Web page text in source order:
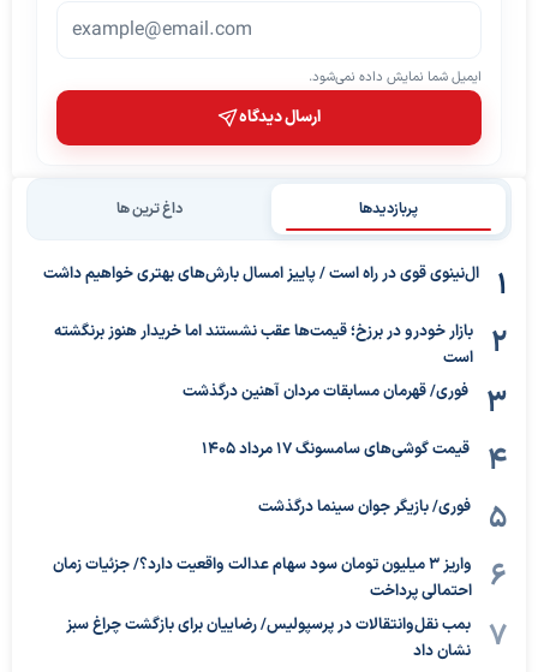
ایمیل شما نمایش داده نمی‌شود.
ارسال دیدگاه
پربازدیدها داغ ترین ها
ال‌نینوی قوی در راه است / پاییز امسال بارش‌های بهتری خواهیم داشت
بازار خودرو در برزخ؛ قیمت‌ها عقب نشستند اما خریدار هنوز برنگشته
است
فوری/ قهرمان مسابقات مردان آهنین درگذشت
قیمت گوشی‌های سامسونگ 17 مرداد 1405
فوری/ بازیگر جوان سینما درگذشت
واریز ۳ میلیون تومان سود سهام عدالت واقعیت دارد؟/ جزئیات زمان
احتمالی پرداخت
بمب نقل‌وانتقالات در پرسپولیس/ رضاییان برای بازگشت چراغ سبز
نشان داد